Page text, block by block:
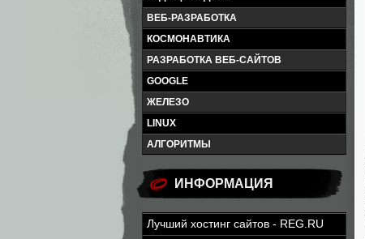
ВЕБ-РАЗРАБОТКА
КОСМОНАВТИКА
РАЗРАБОТКА ВЕБ-САЙТОВ
GOOGLE
ЖЕЛЕЗО
LINUX
АЛГОРИТМЫ
ИНФОРМАЦИЯ
Лучший хостинг сайтов - REG.RU